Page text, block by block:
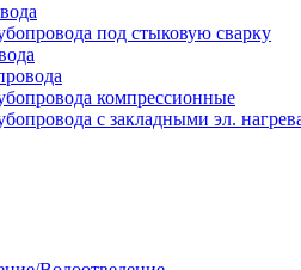
под стыковую сварку
компрессионные
с закладными эл.